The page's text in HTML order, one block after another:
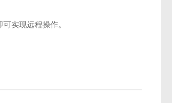
实现远程操作。